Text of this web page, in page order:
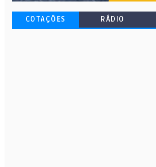
COTAÇÕES RÁDIO